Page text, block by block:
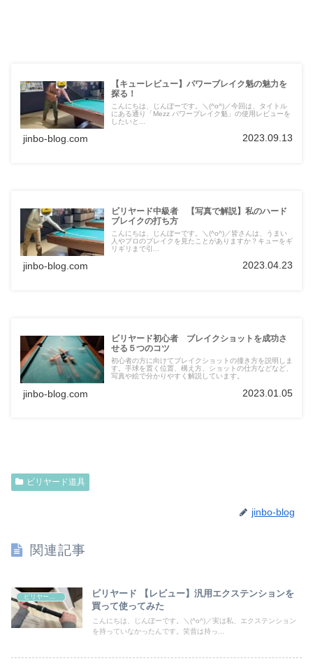
【キューレビュー】パワーブレイク魁の魅力を
探る！
こんにちは、じんぼーです。＼(^o^)／今回は、タイトル
にある通り「Mezz パワーブレイク魁」の使用レビューを
したいと...
jinbo-blog.com 2023.09.13
ビリヤード中級者 【写真で解説】私のハード
ブレイクの打ち方
こんにちは、じんぼーです。＼(^o^)／皆さんは、うまい
人やプロのブレイクを見たことがありますか？キューをギ
リギリまで引...
jinbo-blog.com 2023.04.23
ビリヤード初心者 ブレイクショットを成功さ
せる５つのコツ
初心者の方に向けてブレイクショットの撞き方を説明しま
す。手球を置く位置、構え方、ショットの仕方などなど、
写真や絵で分かりやすく解説しています。
jinbo-blog.com 2023.01.05
ビリヤード道具
jinbo-blog
関連記事
ビリヤード道具
ビリヤード 【レビュー】汎用エクステンションを
買って使ってみた
こんにちは、じんぼーです。＼(^o^)／実は私、エクステンション
を持っていなかったんです。笑昔は持っ...